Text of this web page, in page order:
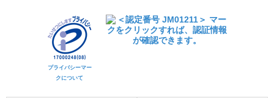
プライバシーマー
クについて